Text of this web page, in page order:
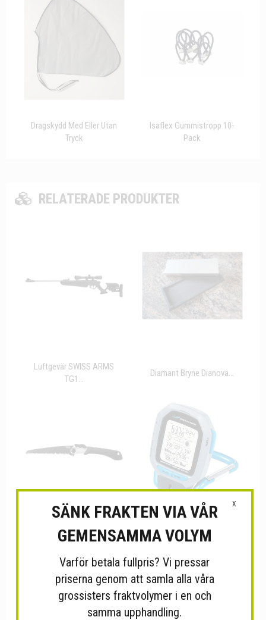
Dragskydd Med Eller Utan
Tryck
Isaflex Gummistropp 10-
Pack
RELATERADE PRODUKTER
Luftgevär SWISS ARMS
TG1...
Diamant Bryne Dianova...
Camping Såg SOG Folding
Brunton väderstation
X
SÄNK FRAKTEN VIA VÅR
GEMENSAMMA VOLYM
Varför betala fullpris? Vi pressar
priserna genom att samla alla våra
grossisters fraktvolymer i en och
samma upphandling.